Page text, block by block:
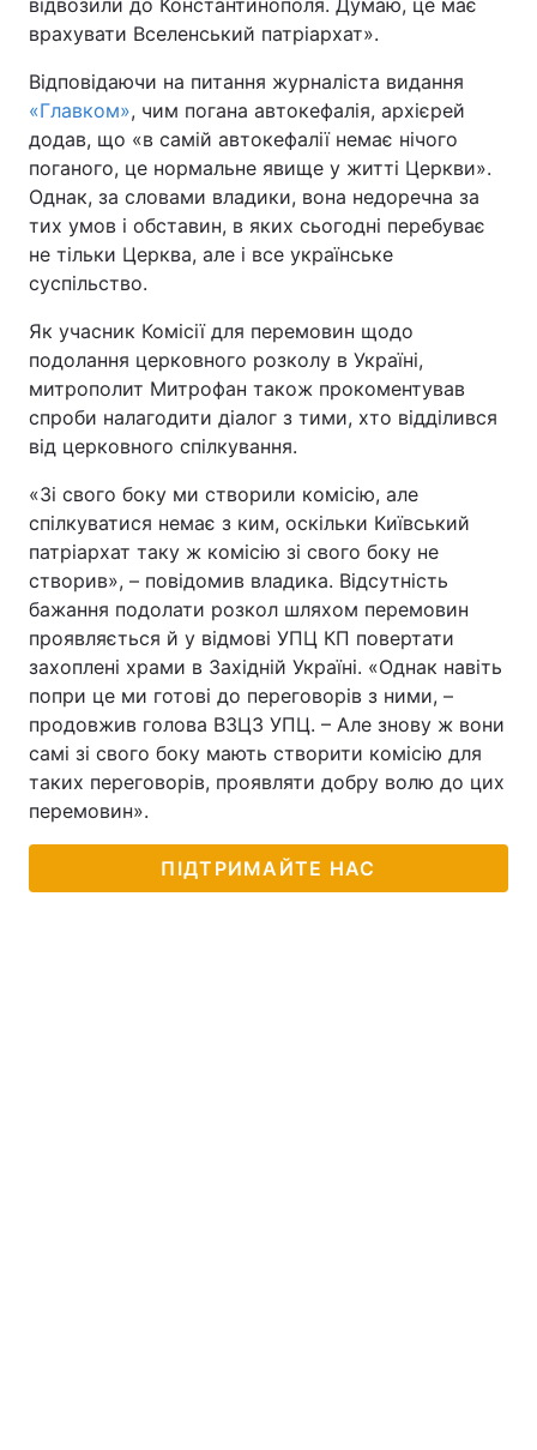
відвозили до Константинополя. Думаю, це має
врахувати Вселенський патріархат».
Відповідаючи на питання журналіста видання
«Главком», чим погана автокефалія, архієрей
додав, що «в самій автокефалії немає нічого
поганого, це нормальне явище у житті Церкви».
Однак, за словами владики, вона недоречна за
тих умов і обставин, в яких сьогодні перебуває
не тільки Церква, але і все українське
суспільство.
Як учасник Комісії для перемовин щодо
подолання церковного розколу в Україні,
митрополит Митрофан також прокоментував
спроби налагодити діалог з тими, хто відділився
від церковного спілкування.
«Зі свого боку ми створили комісію, але
спілкуватися немає з ким, оскільки Київський
патріархат таку ж комісію зі свого боку не
створив», – повідомив владика. Відсутність
бажання подолати розкол шляхом перемовин
проявляється й у відмові УПЦ КП повертати
захоплені храми в Західній Україні. «Однак навіть
попри це ми готові до переговорів з ними, –
продовжив голова ВЗЦЗ УПЦ. – Але знову ж вони
самі зі свого боку мають створити комісію для
таких переговорів, проявляти добру волю до цих
перемовин».
ПІДТРИМАЙТЕ НАС